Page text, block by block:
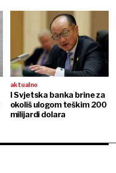
aktualno
I Svjetska banka brine za
okoliš ulogom teškim 200
milijardi dolara